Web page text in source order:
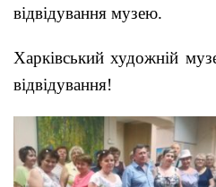
відвідування музею.
Харківський художній
відвідування!